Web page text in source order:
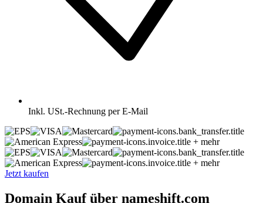
Inkl. USt.-Rechnung per E-Mail
+ mehr
+ mehr
Jetzt kaufen
Domain Kauf über nameshift.com